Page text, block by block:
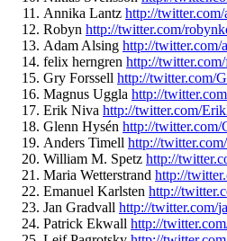
Annika Lantz http://twitter.com/
Robyn http://twitter.com/
Adam Alsing http://twitter.com/
felix herngren http://twitter.com/
Gry Forssell http://twitter.com/
Magnus Uggla http://
Erik Niva http://twitter.com/
Glenn Hysén http://twitter.com/
Anders Timell http://twitter.com/
William M. Spetz http://
Maria Wetterstrand http://twitter.
Emanuel Karlsten http://
Jan Gradvall http://twitter.com/
Patrick Ekwall http://